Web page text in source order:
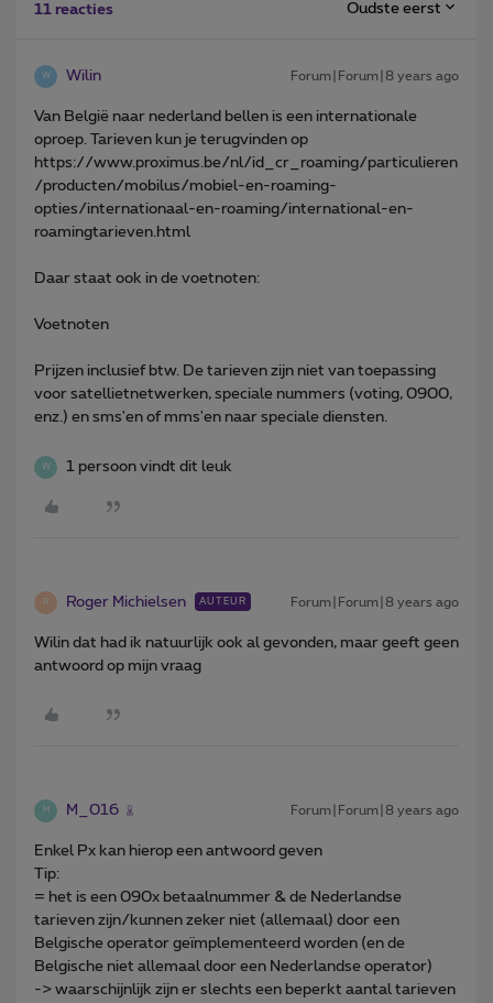
11 reacties Oudste eerst
W Wilin Forum|Forum|8 years ago
Van België naar nederland bellen is een internationale
oproep. Tarieven kun je terugvinden op
https://www.proximus.be/nl/id_cr_roaming/particulieren
/producten/mobilus/mobiel-en-roaming-
opties/internationaal-en-roaming/international-en-
roamingtarieven.html
Daar staat ook in de voetnoten:
Voetnoten
Prijzen inclusief btw. De tarieven zijn niet van toepassing
voor satellietnetwerken, speciale nummers (voting, 0900,
enz.) en sms'en of mms'en naar speciale diensten.
W 1 persoon vindt dit leuk
R Roger Michielsen AUTEUR Forum|Forum|8 years ago
Wilin dat had ik natuurlijk ook al gevonden, maar geeft geen
antwoord op mijn vraag
M M_016 Forum|Forum|8 years ago
Enkel Px kan hierop een antwoord geven
Tip:
= het is een 090x betaalnummer & de Nederlandse
tarieven zijn/kunnen zeker niet (allemaal) door een
Belgische operator geïmplementeerd worden (en de
Belgische niet allemaal door een Nederlandse operator)
-> waarschijnlijk zijn er slechts een beperkt aantal tarieven